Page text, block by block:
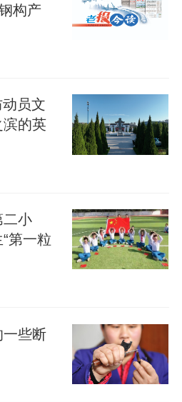
族的独立和人民的解
热血，谱写了一曲曲
红色资源转化为推动
。
农村支部纪念馆为核
客中心等基础设施，
活”了起来。
构产
员文
滨的英
二小
第一粒
一些断